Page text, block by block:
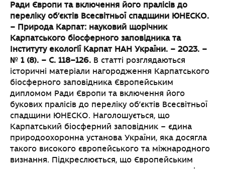
Ради Європи та включення його пралісів до
переліку об’єктів Всесвітньої спадщини ЮНЕСКО.
– Природа Карпат: науковий щорічник
Карпатського біосферного заповідника та
Інституту екології Карпат НАН України. – 2023. –
№ 1 (8). – С. 118–126. В статті розглядаються
історичні матеріали нагородження Карпатського
біосферного заповідника Європейським
дипломом Ради Європи та включення його
букових пралісів до переліку об’єктів Всесвітньої
спадщини ЮНЕСКО. Наголошується, що
Карпатський біосферний заповідник – єдина
природоохоронна установа України, яка досягла
такого високого європейського та міжнародного
визнання. Підкреслюється, що Європейським